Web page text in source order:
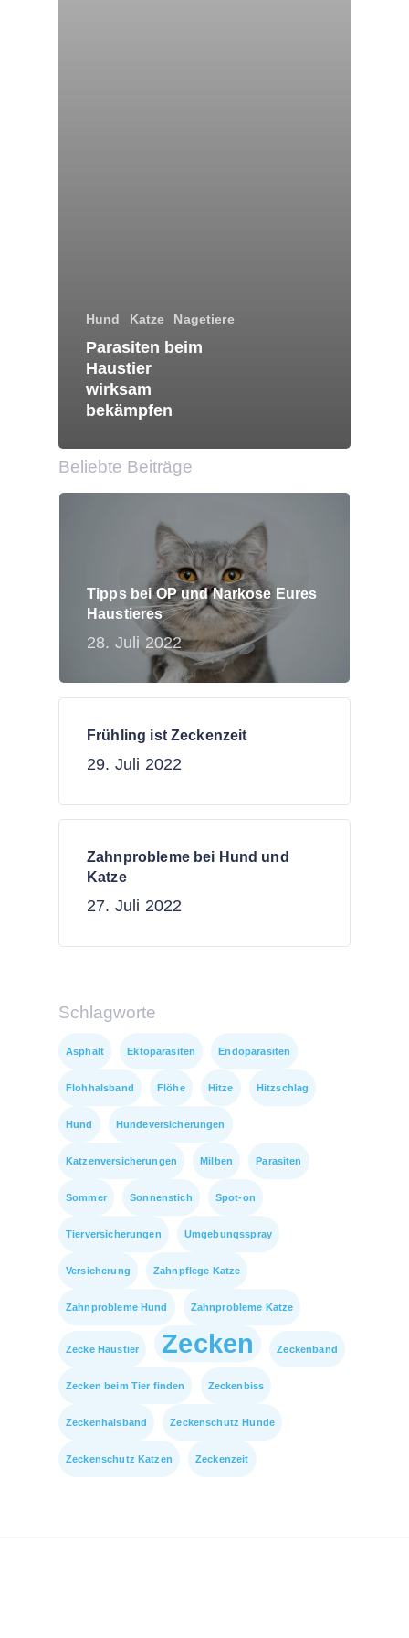
Hund Katze Nagetiere
Parasiten beim
Haustier
wirksam
bekämpfen
Beliebte Beiträge
Tipps bei OP und Narkose Eures
Haustieres
28. Juli 2022
Frühling ist Zeckenzeit
29. Juli 2022
Zahnprobleme bei Hund und
Katze
27. Juli 2022
Schlagworte
Asphalt Ektoparasiten Endoparasiten
Flohhalsband Flöhe Hitze Hitzschlag
Hund Hundeversicherungen
Katzenversicherungen Milben Parasiten
Sommer Sonnenstich Spot-on
Tierversicherungen Umgebungsspray
Versicherung Zahnpflege Katze
Zahnprobleme Hund Zahnprobleme Katze
Zecke Haustier Zecken Zeckenband
Zecken beim Tier finden Zeckenbiss
Zeckenhalsband Zeckenschutz Hunde
Zeckenschutz Katzen Zeckenzeit